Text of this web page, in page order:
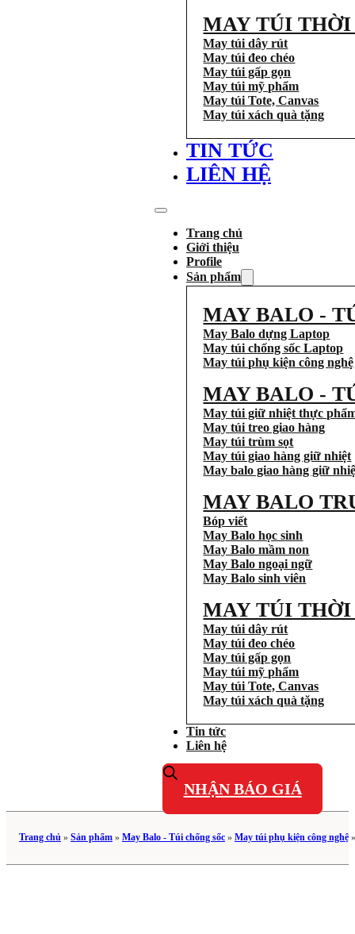
MAY TÚI
May túi dây rút
May túi đeo chéo
May túi gấp gọn
May túi mỹ phẩm
May túi Tote, Canvas
May túi xách quà tặng
TIN TỨC
LIÊN HỆ
Trang chủ
Giới thiệu
Profile
Sản phẩm
MAY BALO -
May Balo dựng Laptop
May túi chống sốc Laptop
May túi phụ kiện công nghệ
MAY BALO -
May túi giữ nhiệt thực
May túi treo giao hàng
May túi trùm sọt
May túi giao hàng giữ nhiệt
May balo giao hàng giữ
MAY BALO
Bóp viết
May Balo học sinh
May Balo mầm non
May Balo ngoại ngữ
May Balo sinh viên
MAY TÚI
May túi dây rút
May túi đeo chéo
May túi gấp gọn
May túi mỹ phẩm
May túi Tote, Canvas
May túi xách quà tặng
Tin tức
Liên hệ
NHẬN BÁO GIÁ
Trang chủ » Sản phẩm » May Balo - Túi chống sốc » May túi phụ kiện công nghệ